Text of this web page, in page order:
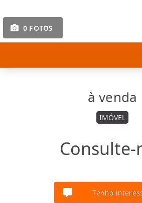
0 FOTOS
à venda
IMÓVEL
Consulte-
Tenho